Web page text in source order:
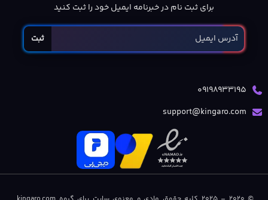
برای ثبت نام در خبرنامه ایمیل خود را ثبت کنید
ثبت
09198933195
support@kingaro.com